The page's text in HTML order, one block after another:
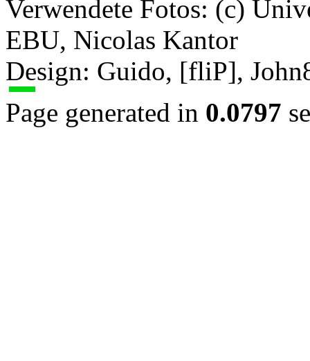
Verwendete Fotos: (c)
EBU, Nicolas Kantor
Design: Guido, [fliP],
Page generated in 0.0797